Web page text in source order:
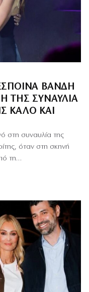
ΒΑΝΔΉ
ΤΗΣ ΣΥΝΑΥΛΊΑ
ΚΑΛΌ ΚΑΙ
στη συναυλία της
όταν στη σκηνή
τη…